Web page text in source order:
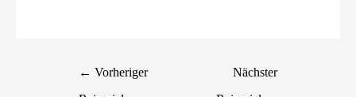
← Vorheriger
Nächster